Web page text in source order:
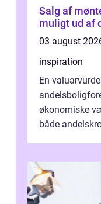
Salg af mønter sådan får du
muligt ud af
03 august
inspiration
En
økonomiske
både